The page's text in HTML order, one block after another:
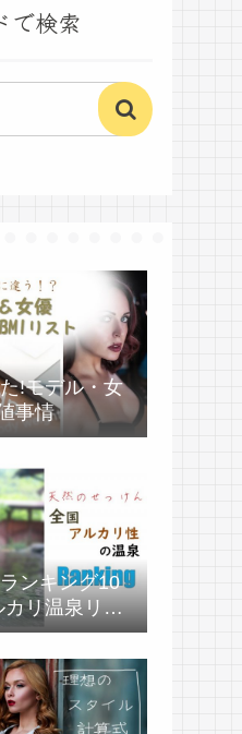
で検索
!モデル・女
事情
ンキング10
リ温泉リス